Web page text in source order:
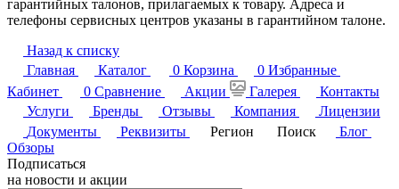
гарантийных талонов, прилагаемых к товару. Адреса и
телефоны сервисных центров указаны в гарантийном талоне.
Назад к списку
Главная
Каталог 0 Корзина 0 Избранные
Кабинет
0 Сравнение Акции Галерея
Контакты
Услуги
Бренды Отзывы Компания
Лицензии
Документы
Реквизиты Регион Поиск
Блог
Обзоры
Подписаться
на новости и акции